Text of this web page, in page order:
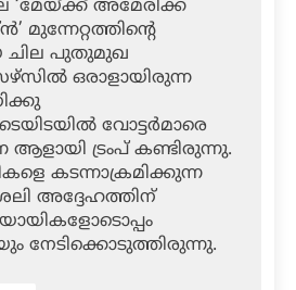
‘മേയ്ക്ക് അമേരിക്ക
മുന്നേറ്റത്തിന്റെ
ചില പുതുമുഖ
ഒരാളായിരുന്ന
വോട്ടര്‍മാരെ
ആളായി ട്രംപ് കണ്ടിരുന്നു.
കടന്നാക്രമിക്കുന്ന
അദ്ദേഹത്തിന്
നേടിക്കൊടുത്തിരുന്നു.